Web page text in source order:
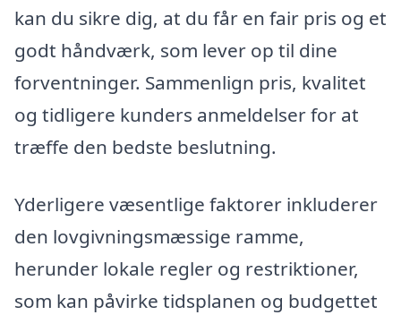
kan du sikre dig, at du får en fair pris og et
godt håndværk, som lever op til dine
forventninger. Sammenlign pris, kvalitet
og tidligere kunders anmeldelser for at
træffe den bedste beslutning.
Yderligere væsentlige faktorer inkluderer
den lovgivningsmæssige ramme,
herunder lokale regler og restriktioner,
som kan påvirke tidsplanen og budgettet